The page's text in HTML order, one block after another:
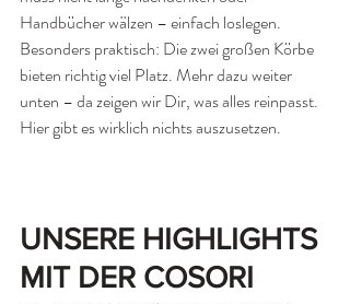
Handbücher wälzen – einfach loslegen.
Besonders praktisch: Die zwei großen Körbe
bieten richtig viel Platz. Mehr dazu weiter
unten – da zeigen wir Dir, was alles reinpasst.
Hier gibt es wirklich nichts auszusetzen.
UNSERE HIGHLIGHTS
MIT DER COSORI